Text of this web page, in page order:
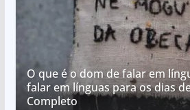
O que é o dom de falar em
falar em línguas para os dias
Completo